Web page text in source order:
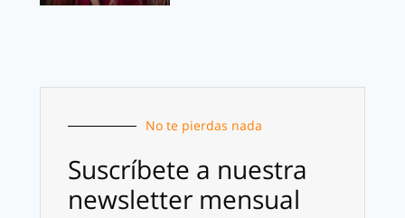
No te pierdas nada
Suscríbete a nuestra
newsletter mensual